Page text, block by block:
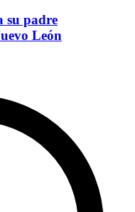
su padre
León